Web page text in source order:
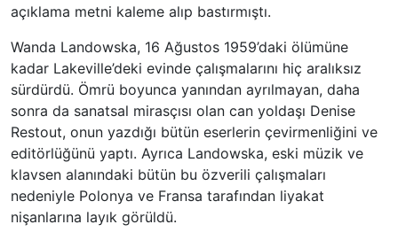
açıklama metni kaleme alıp bastırmıştı.
Wanda Landowska, 16 Ağustos 1959’daki ölümüne
kadar Lakeville’deki evinde çalışmalarını hiç aralıksız
sürdürdü. Ömrü boyunca yanından ayrılmayan, daha
sonra da sanatsal mirasçısı olan can yoldaşı Denise
Restout, onun yazdığı bütün eserlerin çevirmenliğini ve
editörlüğünü yaptı. Ayrıca Landowska, eski müzik ve
klavsen alanındaki bütün bu özverili çalışmaları
nedeniyle Polonya ve Fransa tarafından liyakat
nişanlarına layık görüldü.